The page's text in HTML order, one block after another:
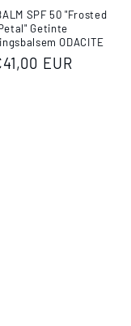
SPF 50 "Frosted
Getinte
ODACITE
EUR